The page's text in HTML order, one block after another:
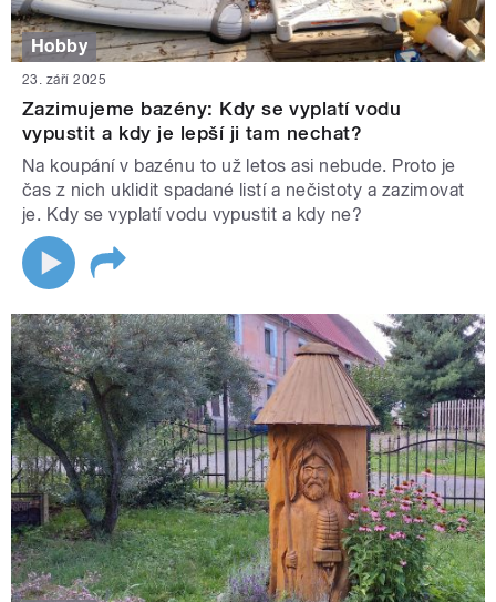
Hobby
23. září 2025
Zazimujeme bazény: Kdy se vyplatí vodu
vypustit a kdy je lepší ji tam nechat?
Na koupání v bazénu to už letos asi nebude. Proto je
čas z nich uklidit spadané listí a nečistoty a zazimovat
je. Kdy se vyplatí vodu vypustit a kdy ne?